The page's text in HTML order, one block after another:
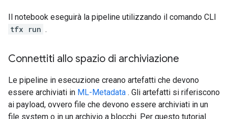
Il notebook eseguirà la pipeline utilizzando il comando CLI
tfx run .
Connettiti allo spazio di archiviazione
Le pipeline in esecuzione creano artefatti che devono
essere archiviati in ML-Metadata . Gli artefatti si riferiscono
ai payload, ovvero file che devono essere archiviati in un
file system o in un archivio a blocchi. Per questo tutorial